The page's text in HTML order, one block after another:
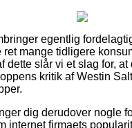
egentlig
ret mange tidligere
dette slår vi et slag for,
kritik af Westin
dig derudover nogle
internet firmaets